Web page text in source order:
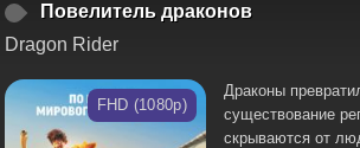
Повелитель драконов
Dragon Rider
FHD (1080p)
Драконы
существование
скрываются от